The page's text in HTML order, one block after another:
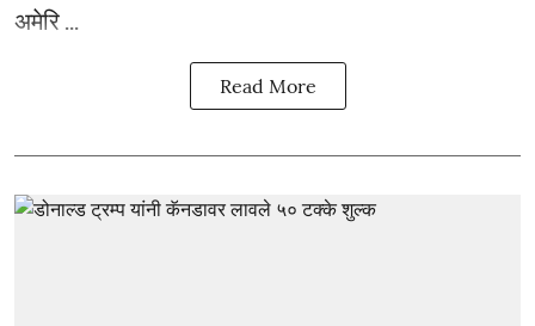
अमेरि ...
Read More